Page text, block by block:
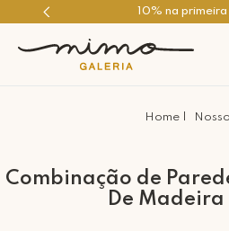
10% na
Combinação de
De Madeira